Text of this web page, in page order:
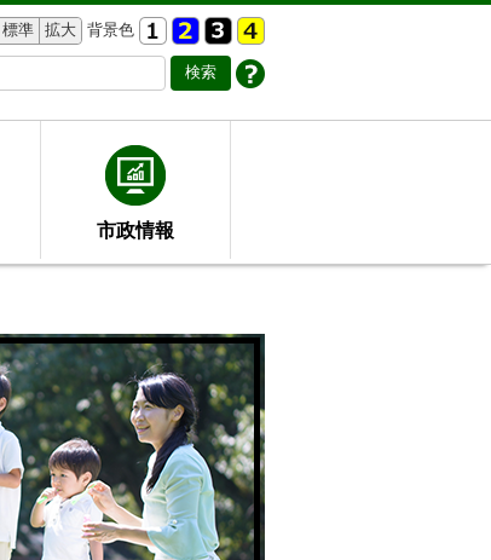
標準 拡大 背景色
市政情報